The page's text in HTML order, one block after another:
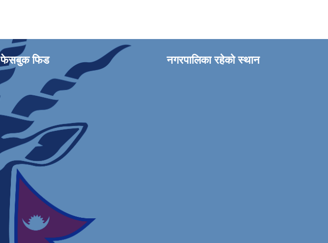
फेसबुक फिड नगरपालिका रहेको स्थान